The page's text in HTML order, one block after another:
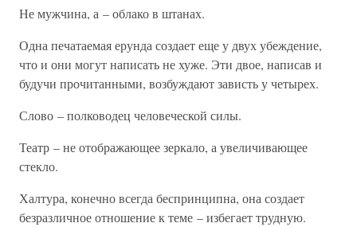
Не мужчина, а – облако в штанах.
Одна печатаемая ерунда создает еще у двух убеждение,
что и они могут написать не хуже. Эти двое, написав и
будучи прочитанными, возбуждают зависть у четырех.
Слово – полководец человеческой силы.
Театр – не отображающее зеркало, а увеличивающее
стекло.
Халтура, конечно всегда беспринципна, она создает
безразличное отношение к теме – избегает трудную.